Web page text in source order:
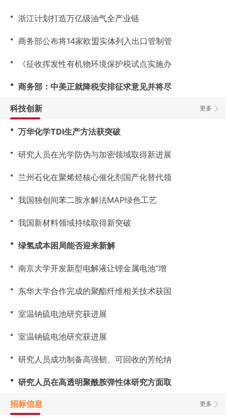
・ 浙江计划打造万亿级油气全产业链
・ 商务部公布将14家欧盟实体列入出口管制管
・ 《征收挥发性有机物环境保护税试点实施办
・ 商务部：中美正就降税安排征求意见并将尽
更多
科技创新
・ 万华化学TDI生产方法获突破
・ 研究人员在光学防伪与加密领域取得新进展
・ 兰州石化在聚烯烃核心催化剂国产化替代领
・ 我国独创间苯二胺水解法MAP绿色工艺
・ 我国新材料领域持续取得新突破
・ 绿氢成本困局能否迎来新解
・ 南京大学开发新型电解液让锂金属电池“增
・ 东华大学合作完成的聚酯纤维相关技术获国
・ 室温钠硫电池研究获进展
・ 室温钠硫电池研究获进展
・ 研究人员成功制备高强韧、可回收的芳纶纳
・ 研究人员在高透明聚酰胺弹性体研究方面取
更多
招标信息